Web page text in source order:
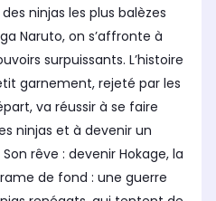
ninjas les plus balèzes
Naruto, on s’affronte à
surpuissants. L’histoire
garnement, rejeté par les
va réussir à se faire
ninjas et à devenir un
rêve : devenir Hokage, la
de fond : une guerre